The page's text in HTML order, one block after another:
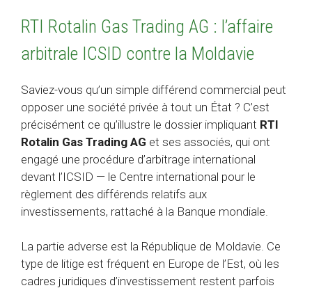
RTI Rotalin Gas Trading AG : l’affaire
arbitrale ICSID contre la Moldavie
Saviez-vous qu’un simple différend commercial peut
opposer une société privée à tout un État ? C’est
précisément ce qu’illustre le dossier impliquant RTI
Rotalin Gas Trading AG et ses associés, qui ont
engagé une procédure d’arbitrage international
devant l’ICSID — le Centre international pour le
règlement des différends relatifs aux
investissements, rattaché à la Banque mondiale.
La partie adverse est la République de Moldavie. Ce
type de litige est fréquent en Europe de l’Est, où les
cadres juridiques d’investissement restent parfois